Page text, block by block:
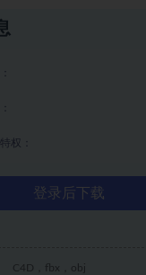
权：
登录后下载
C4D，fbx，obj